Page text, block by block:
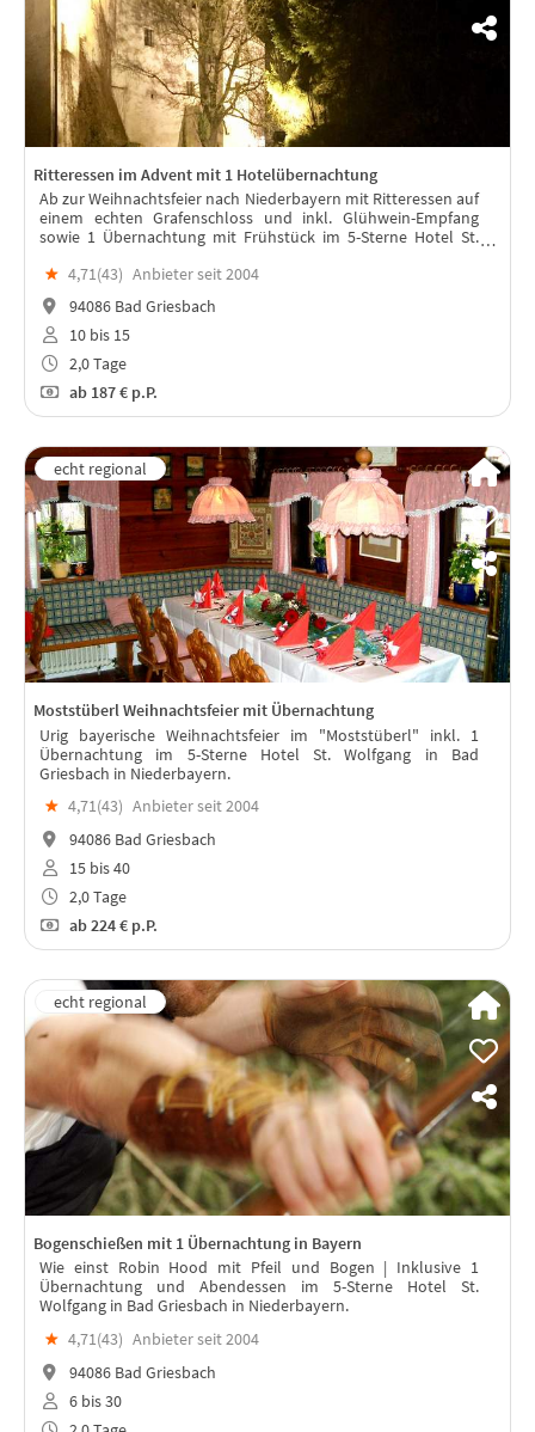
Ritteressen im Advent mit 1 Hotelübernachtung
Ab zur Weihnachtsfeier nach Niederbayern mit Ritteressen auf
einem echten Grafenschloss und inkl. Glühwein-Empfang
sowie 1 Übernachtung mit Frühstück im 5-Sterne Hotel St.
★ 4,71(43) Anbieter seit 2004
94086 Bad Griesbach
10 bis 15
2,0 Tage
ab187 € p.P.
Moststüberl Weihnachtsfeier mit Übernachtung
Urig bayerische Weihnachtsfeier im "Moststüberl" inkl. 1
Übernachtung im 5-Sterne Hotel St. Wolfgang in Bad
Griesbach in Niederbayern.
★ 4,71(43) Anbieter seit 2004
94086 Bad Griesbach
15 bis 40
2,0 Tage
ab224 € p.P.
Bogenschießen mit 1 Übernachtung in Bayern
Wie einst Robin Hood mit Pfeil und Bogen | Inklusive 1
Übernachtung und Abendessen im 5-Sterne Hotel St.
Wolfgang in Bad Griesbach in Niederbayern.
★ 4,71(43) Anbieter seit 2004
94086 Bad Griesbach
6 bis 30